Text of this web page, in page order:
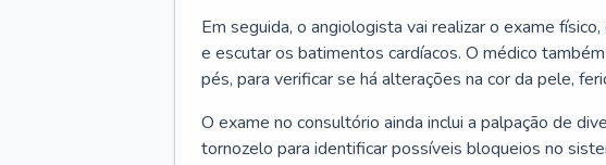
Em seguida, o angiologista vai realizar o exame
e escutar os batimentos cardíacos. O médico
pés, para verificar se há alterações na cor da pele,
O exame no consultório ainda inclui a palpação de
tornozelo para identificar possíveis bloqueios no